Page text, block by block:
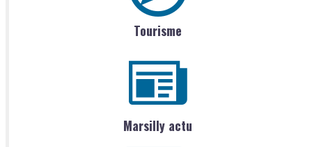
Tourisme
Marsilly actu